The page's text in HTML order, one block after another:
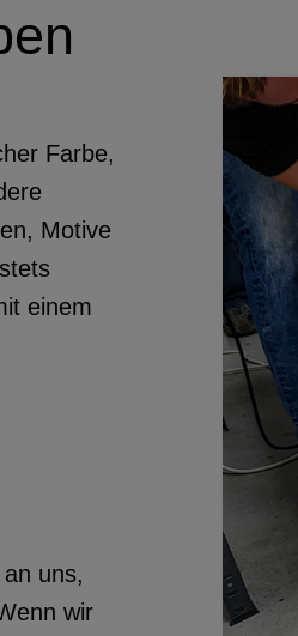
Farbe,
Motive
einem
uns,
wir